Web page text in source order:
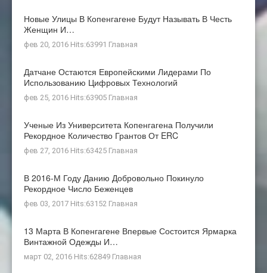
Новые Улицы В Копенгагене Будут Называть В Честь
Женщин И…
фев 20, 2016 Hits:63991 Главная
Датчане Остаются Европейскими Лидерами По
Использованию Цифровых Технологий
фев 25, 2016 Hits:63905 Главная
Ученые Из Университета Копенгагена Получили
Рекордное Количество Грантов От ERC
фев 27, 2016 Hits:63425 Главная
В 2016-М Году Данию Добровольно Покинуло
Рекордное Число Беженцев
фев 03, 2017 Hits:63152 Главная
13 Марта В Копенгагене Впервые Состоится Ярмарка
Винтажной Одежды И…
март 02, 2016 Hits:62849 Главная